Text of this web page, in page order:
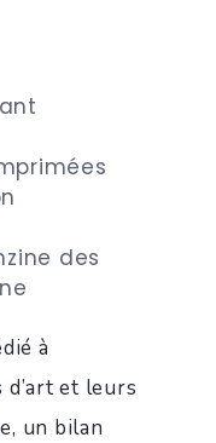
des
à
et leurs
un bilan